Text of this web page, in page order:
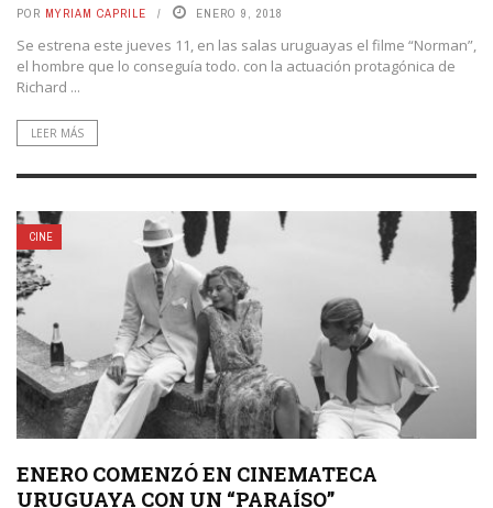
POR MYRIAM CAPRILE ENERO 9, 2018
Se estrena este jueves 11, en las salas uruguayas el filme “Norman”,
el hombre que lo conseguía todo. con la actuación protagónica de
Richard ...
LEER MÁS
CINE
ENERO COMENZÓ EN CINEMATECA
URUGUAYA CON UN “PARAÍSO”